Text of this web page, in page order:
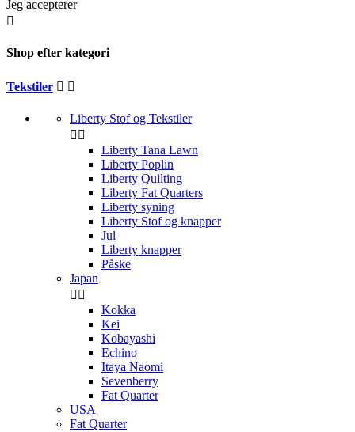
Jeg accepterer

Shop efter kategori
Tekstiler  
Liberty Stof og Tekstiler
 
Liberty Tana Lawn
Liberty Poplin
Liberty Quilting
Liberty Fat Quarters
Liberty syning
Liberty Stof og knapper
Jul
Liberty knapper
Påske
Japan
 
Kokka
Kei
Kobayashi
Echino
Itaya Naomi
Sevenberry
Fat Quarter
USA
Fat Quarter